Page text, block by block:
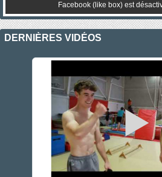
Facebook (like box) est
DERNIÈRES VIDÉOS